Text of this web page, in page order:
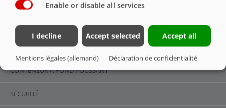
VUE D’ENSEMBLE
CHÂSSIS
CONTENEUR À FOND POUSSANT
SÉCURITÉ
Enable or disable all services
I decline Accept selected Accept all
Mentions légales (allemand) Déclaration de confidentialité